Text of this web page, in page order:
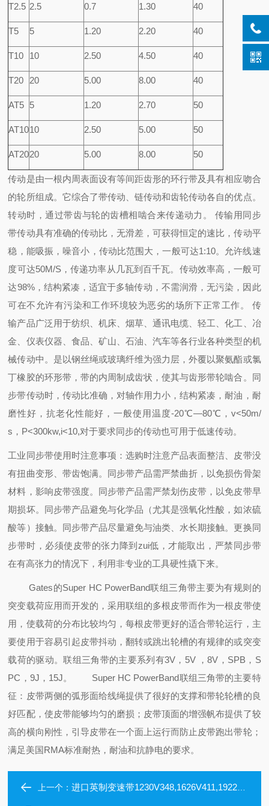
T2.5 2.5 0.7 1.30 40
T5 5 1.20 2.20 40
T10 10 2.50 4.50 40
T20 20 5.00 8.00 40
AT5 5 1.20 2.70 50
AT1010 2.50 5.00 50
AT2020 5.00 8.00 50
传动是由一根内周表面设有等间距齿形的环行带及具有相应吻合
的轮所组成。它综合了带传动、链传动和齿轮传动各自的优点。
转动时，通过带齿与轮的齿槽相啮合来传递动力。 传输用同步
带传动具有准确的传动比，无滑差，可获得恒定的速比，传动平
稳，能吸振，噪音小，传动比范围大，一般可达1:10。允许线速
度可达50M/S，传递功率从几瓦到百千瓦。传动效率高，一般可
达98%，结构紧凑，适宜于多轴传动，不需润滑，无污染，因此
可在不允许有污染和工作环境较为恶劣的场所下正常工作。 传
输产品广泛用于纺织、机床、烟草、通讯电缆、轻工、化工、冶
金、仪表仪器、食品、矿山、石油、汽车等各行业各种类型的机
械传动中。是以钢丝绳或玻璃纤维为强力层，外覆以聚氨酯或氯
丁橡胶的环形带，带的内周制成齿状，使其与齿形带轮啮合。同
步带传动时，传动比准确，对轴作用力小，结构紧凑，耐油，耐
磨性好，抗老化性能好，一般使用温度-20℃―80℃，v<50m/
s，P<300kw,i<10,对于要求同步的传动也可用于低速传动。
工业同步带使用时注意事项： 选购时注意产品表面整洁、皮带没
有扭曲变形、带齿饱满。 同步带产品需严禁曲折，以免损伤骨架
材料，影响皮带强度。 同步带产品需严禁划伤皮带，以免皮带早
期损坏。 同步带产品避免与化学品（尤其是强氧化性酸，如浓硫
酸等）接触。 同步带产品尽量避免与油类、水长期接触。 更换同
步带时，必须使皮带的张力降到zui低，才能取出，严禁同步带
在有高张力的情况下，利用非专业的工具硬性撬下来。
Gates的Super HC PowerBand联组三角带主要为有规则的
突变载荷应用而开发的，采用联组的多根皮带而作为一根皮带使
用，使载荷的分布比较均匀，每根皮带更好的适合带轮运行，主
要使用于容易引起皮带抖动，翻转或跳出轮槽的有规律的或突变
载荷的驱动。联组三角带的主要系列有3V，5V ，8V，SPB，S
PC，9J，15J。
Super HC PowerBand联组三角带的主要特
征：皮带两侧的弧形面给线绳提供了很好的支撑和带轮轮槽的良
好匹配，使皮带能够均匀的磨损；皮带顶面的增强帆布提供了较
高的横向刚性，引导皮带在一个面上运行而防止皮带跑出带轮；
满足美国RMA标准耐热，耐油和抗静电的要求。
上一个：进口英制变速带1230V348,1626V411,1922V721,2026V445,2428V707